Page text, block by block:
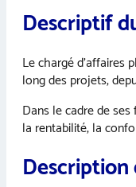
Descriptif
Le chargé
long des projets,
Dans le cadre de
la rentabilité, la
Description